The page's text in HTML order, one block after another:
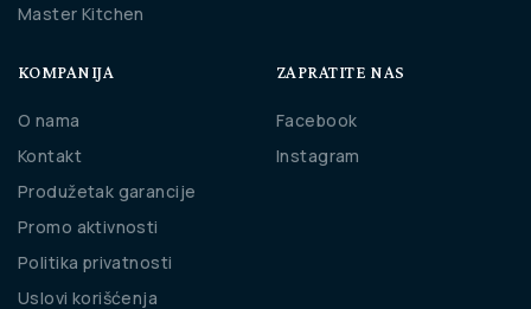
Master Kitchen
KOMPANIJA
O nama
Kontakt
Produžetak garancije
Promo aktivnosti
Politika privatnosti
Uslovi korišćenja
ZAPRATITE NAS
Facebook
Instagram